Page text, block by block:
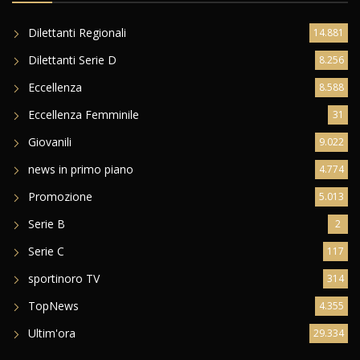
Dilettanti Regionali 14.881
Dilettanti Serie D 8.256
Eccellenza 8.588
Eccellenza Femminile 31
Giovanili 9.022
news in primo piano 4.774
Promozione 5.013
Serie B 2
Serie C 117
sportinoro TV 314
TopNews 4.355
Ultim'ora 29.334